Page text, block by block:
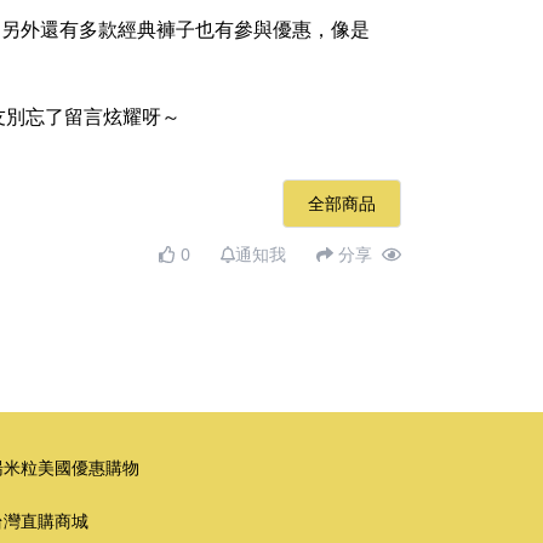
外還有多款經典褲子也有參與優惠，像是
忘了留言炫耀呀～
全部商品
0 通知我 分享
粒美國優惠購物
直購商城